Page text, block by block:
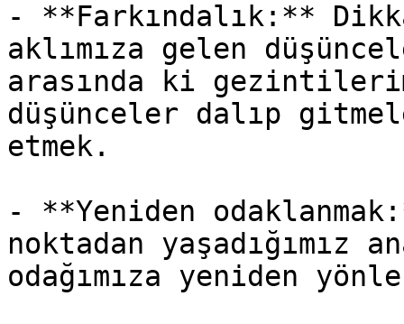
- **Farkındalık:**
aklımıza gelen
arasında ki
düşünceler dalıp
etmek.
- **Yeniden
noktadan
odağımıza yeniden